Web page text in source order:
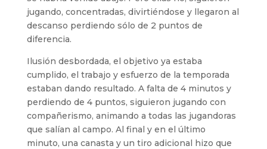
jugando, concentradas, divirtiéndose y llegaron al
descanso perdiendo sólo de 2 puntos de
diferencia.
Ilusión desbordada, el objetivo ya estaba
cumplido, el trabajo y esfuerzo de la temporada
estaban dando resultado. A falta de 4 minutos y
perdiendo de 4 puntos, siguieron jugando con
compañerismo, animando a todas las jugandoras
que salían al campo. Al final y en el último
minuto, una canasta y un tiro adicional hizo que